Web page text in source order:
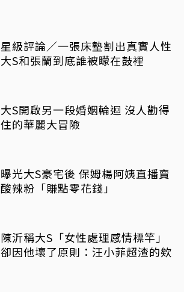
星級評論／一張床墊割出真實人性
大S和張蘭到底誰被矇在鼓裡
大S開啟另一段婚姻輪迴 沒人勸得
住的華麗大冒險
曝光大S豪宅後 保姆楊阿姨直播賣
酸辣粉「賺點零花錢」
陳沂稱大S「女性處理感情標竿」
卻因他壞了原則：汪小菲超渣的欸